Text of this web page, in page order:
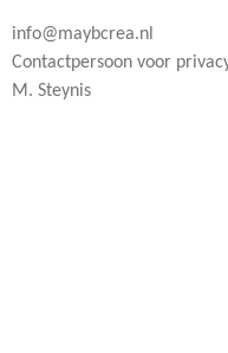
info@maybcrea.nl
Contactpersoon voor
M. Steynis